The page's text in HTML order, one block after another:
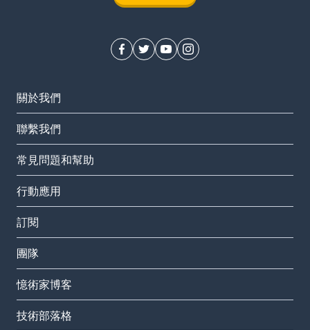
關於我們
聯繫我們
常見問題和幫助
行動應用
訂閱
團隊
憶術家博客
技術部落格